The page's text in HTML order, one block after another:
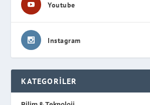
Youtube
Instagram
KATEGORILER